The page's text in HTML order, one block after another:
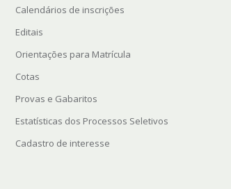
Calendários de inscrições
Editais
Orientações para Matrícula
Cotas
Provas e Gabaritos
Estatísticas dos Processos Seletivos
Cadastro de interesse